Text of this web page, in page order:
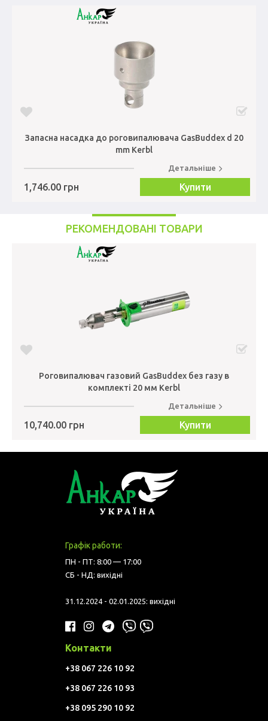
Запасна насадка до роговипалювача GasBuddex d 20
mm Kerbl
1,746.00 грн
Детальніше
Купити
РЕКОМЕНДОВАНІ ТОВАРИ
Роговипалювач газовий GasBuddex без газу в
комплекті 20 мм Kerbl
10,740.00 грн
Детальніше
Купити
Графік работи:
ПН - ПТ: 8:00 — 17:00
СБ - НД: вихідні
31.12.2024 - 02.01.2025: вихідні
Контакти
+38 067 226 10 92
+38 067 226 10 93
+38 095 290 10 92